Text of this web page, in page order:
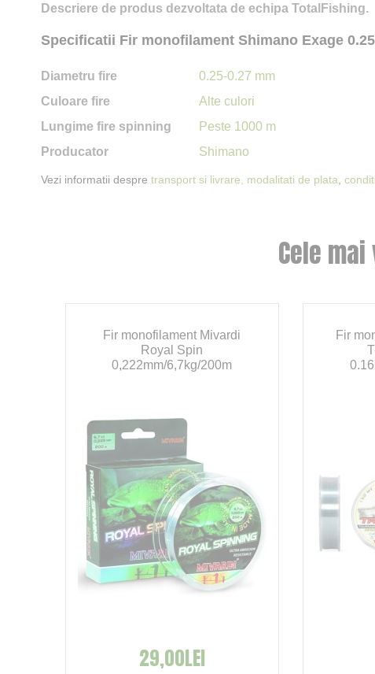
Descriere de produs dezvoltata de echipa TotalFishing.
Specificatii Fir monofilament Shimano Exage
Diametru fire
0.25-0.27 mm
Culoare fire
Alte culori
Lungime fire spinning
Peste 1000 m
Producator
Shimano
Vezi informatii despre transport si livrare, modalitati de plata
Cele
Fir monofilament Mivardi
Royal Spin
0,222mm/6,7kg/200m
29,00LEI
Fir